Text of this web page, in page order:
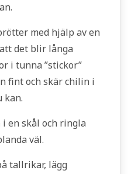
med hjälp av en
det blir långa
i tunna ”stickor”
fint och skär chilin i
kan.
en skål och ringla
väl.
tallrikar, lägg